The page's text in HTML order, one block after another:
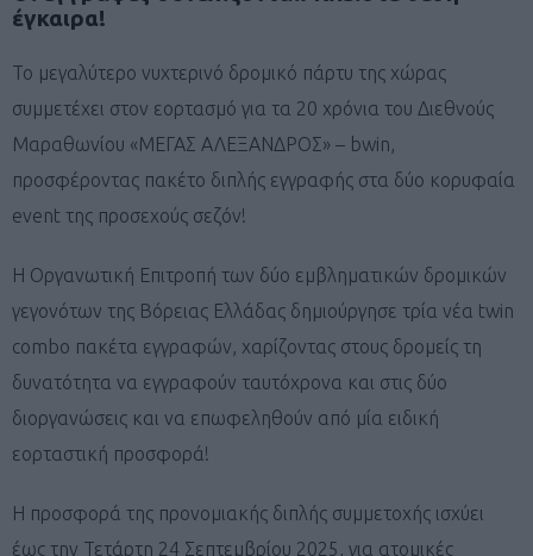
έγκαιρα!
Το μεγαλύτερο νυχτερινό δρομικό πάρτυ της χώρας
συμμετέχει στον εορτασμό για τα 20 χρόνια του Διεθνούς
Μαραθωνίου «ΜΕΓΑΣ ΑΛΕΞΑΝΔΡΟΣ» – bwin,
προσφέροντας πακέτο διπλής εγγραφής στα δύο κορυφαία
event της προσεχούς σεζόν!
Η Οργανωτική Επιτροπή των δύο εμβληματικών δρομικών
γεγονότων της Βόρειας Ελλάδας δημιούργησε τρία νέα twin
combo πακέτα εγγραφών, χαρίζοντας στους δρομείς τη
δυνατότητα να εγγραφούν ταυτόχρονα και στις δύο
διοργανώσεις και να επωφεληθούν από μία ειδική
εορταστική προσφορά!
Η προσφορά της προνομιακής διπλής συμμετοχής ισχύει
έως την Τετάρτη 24 Σεπτεμβρίου 2025, για ατομικές